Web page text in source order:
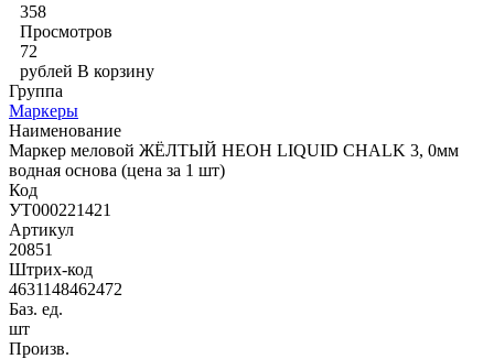
358
Просмотров
72
рублей В корзину
Группа
Маркеры
Наименование
Маркер меловой ЖЁЛТЫЙ НЕОН LIQUID CHALK 3, 0мм
водная основа (цена за 1 шт)
Код
УТ000221421
Артикул
20851
Штрих-код
4631148462472
Баз. ед.
шт
Произв.